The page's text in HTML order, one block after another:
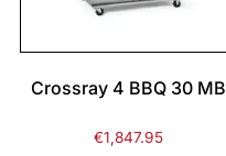
Crossray 4 BBQ 30 MB
€1,847.95